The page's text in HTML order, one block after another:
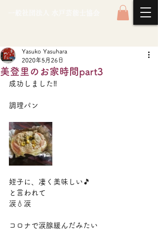
美登里のお家時間part3
Yasuko Yasuhara
2020年5月26日
成功しました‼️
調理パン
姪子に、凄く美味しい🎵
と言われて
涙💧涙
コロナで涙腺緩んだみたい